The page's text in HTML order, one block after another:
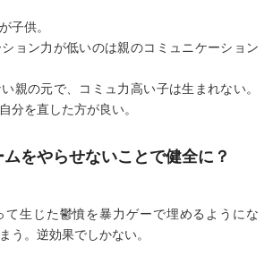
子供。
ョン力が低いのは親のコミュニケーション
親の元で、コミュ力高い子は生まれない。
分を直した方が良い。
をやらせないことで健全に？
て生じた鬱憤を暴力ゲーで埋めるようにな
う。逆効果でしかない。